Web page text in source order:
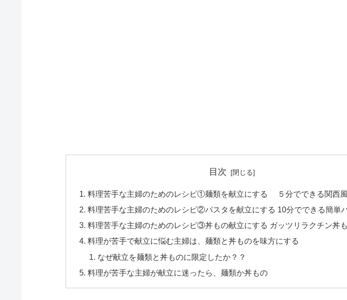
目次
料理苦手な主婦のためのレシピ①麺類を献立にする ５分でできる関西
料理苦手な主婦のためのレシピ②パスタを献立にする 10分でできる簡単
料理苦手な主婦のためのレシピ③丼もの献立にする ガッツリラクチン丼
料理が苦手で献立に悩む主婦は、麺類と丼ものを味方にする
なぜ献立を麺類と丼ものに限定したか？？
料理が苦手な主婦が献立に迷ったら、麺類か丼もの